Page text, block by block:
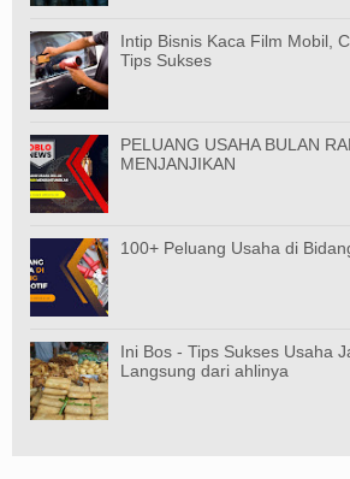
Intip Bisnis Kaca Film Mobil,
Tips Sukses
PELUANG USAHA BULAN
MENJANJIKAN
100+ Peluang Usaha di
Ini Bos - Tips Sukses Usaha
Langsung dari ahlinya